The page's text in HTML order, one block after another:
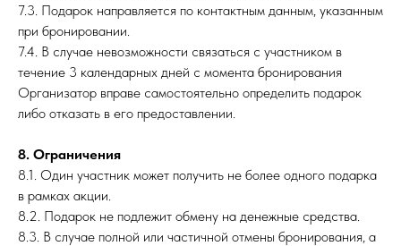
7.3. Подарок направляется по контактным данным, указанным
при бронировании.
7.4. В случае невозможности связаться с участником в
течение 3 календарных дней с момента бронирования
Организатор вправе самостоятельно определить подарок
либо отказать в его предоставлении.
8. Ограничения
8.1. Один участник может получить не более одного подарка
в рамках акции.
8.2. Подарок не подлежит обмену на денежные средства.
8.3. В случае полной или частичной отмены бронирования, а